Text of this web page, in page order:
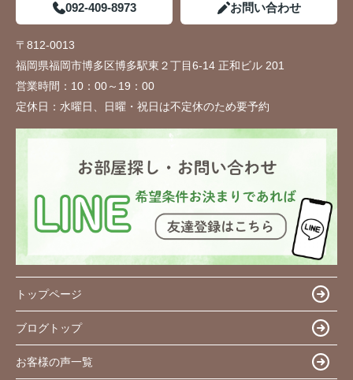
092-409-8973 お問い合わせ
〒812-0013
福岡県福岡市博多区博多駅東２丁目6-14 正和ビル 201
営業時間： 10：00～19：00
定休日： 水曜日、日曜・祝日は不定休のため要予約
トップページ
ブログトップ
お客様の声一覧